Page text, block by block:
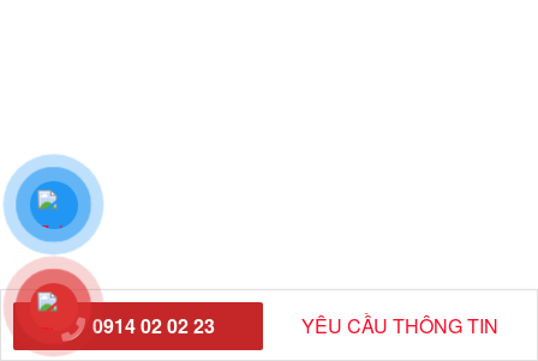
0914 02 02 23 YÊU CẦU THÔNG TIN